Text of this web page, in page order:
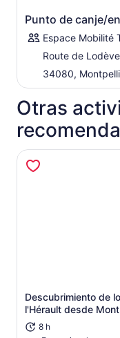
Punto de canje/
Espace Mobilité
Route de Lodève
34080,
Otras
Descubrimiento de
l'Hérault desde
8 h